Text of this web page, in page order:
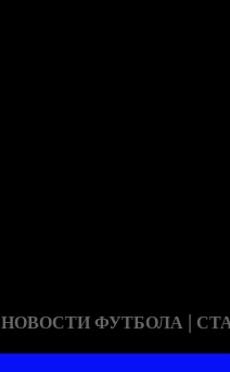
НОВОСТИ ФУТБОЛА |